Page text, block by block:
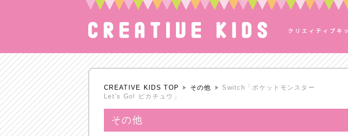
CREATIVE KIDS TOP その他
Switch「ポケットモンスター
Let’s Go! ピカチュウ」
その他